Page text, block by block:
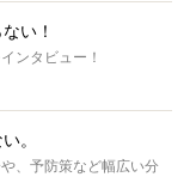
い！
ンタビュー！
。
、予防策など幅広い分